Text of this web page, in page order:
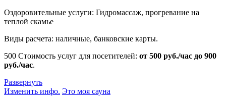
Оздоровительные услуги: Гидромассаж, прогревание на
теплой скамье
Виды расчета: наличные, банковские карты.
500 Стоимость услуг для посетителей: от 500 руб./час до 900
руб./час.
Развернуть
Изменить инфо. Это моя сауна